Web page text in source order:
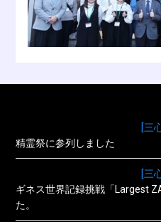
[三
精霊祭に参列しました
[三
ギネス世界記録挑戦「Largest
た。